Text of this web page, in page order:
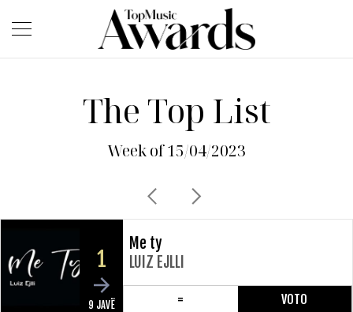
The Top List
Week of 15/04/2023
1
9 JAVË
Me ty
LUIZ EJLLI
= VOTO